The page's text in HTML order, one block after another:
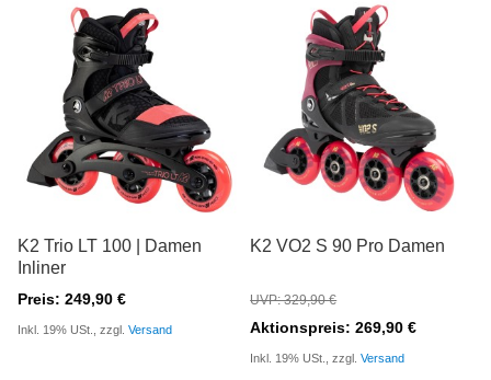
K2 Trio LT 100 | Damen
Inliner
Preis: 249,90 €
Inkl. 19% USt., zzgl.Versand
K2 VO2 S 90 Pro Damen
UVP: 329,90 €
Aktionspreis: 269,90 €
Inkl. 19% USt., zzgl.Versand